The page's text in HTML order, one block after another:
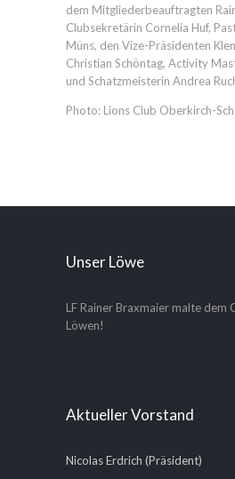
dem Mitgliederbeauftragten
Clubsekretärin Cornelia Huf,
Müns, den Vize-Präsidenten
Christian Schöntag, Activity
und Schatzmeisterin Andrea
Photo: Lions Club Oberkirch-
Unser Löwe
LF Rainer Braxmaier malte dem
Löwen!
Aktueller Vorstand
Nicolas Erdrich (Präsident)